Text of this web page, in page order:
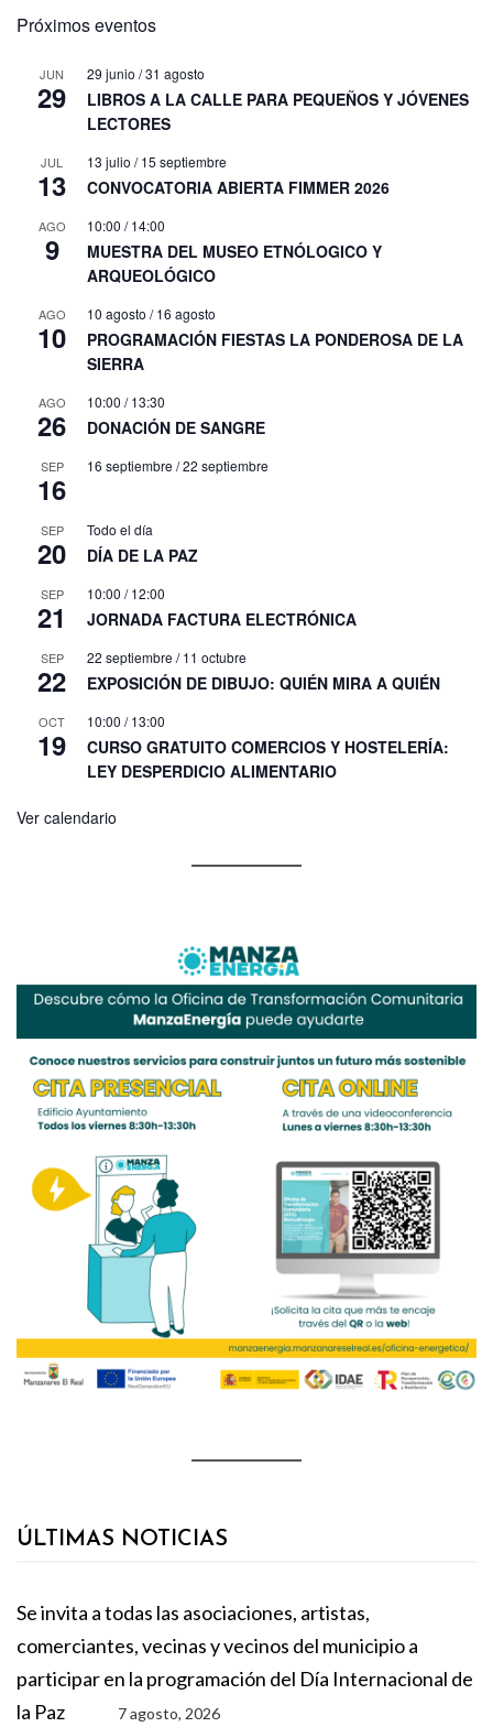
Próximos eventos
JUN
29
29 junio /31 agosto
LIBROS A LA CALLE PARA PEQUEÑOS Y JÓVENES
LECTORES
JUL
13
13 julio /15 septiembre
CONVOCATORIA ABIERTA FIMMER 2026
AGO
9
10:00 /14:00
MUESTRA DEL MUSEO ETNÓLOGICO Y
ARQUEOLÓGICO
AGO
10
10 agosto /16 agosto
PROGRAMACIÓN FIESTAS LA PONDEROSA DE LA
SIERRA
AGO
26
10:00 /13:30
DONACIÓN DE SANGRE
SEP
16
16 septiembre /22 septiembre
SEP
20
Todo el día
DÍA DE LA PAZ
SEP
21
10:00 /12:00
JORNADA FACTURA ELECTRÓNICA
SEP
22
22 septiembre /11 octubre
EXPOSICIÓN DE DIBUJO: QUIÉN MIRA A QUIÉN
OCT
19
10:00 /13:00
CURSO GRATUITO COMERCIOS Y HOSTELERÍA:
LEY DESPERDICIO ALIMENTARIO
Ver calendario
ÚLTIMAS NOTICIAS
Se invita a todas las asociaciones, artistas,
comerciantes, vecinas y vecinos del municipio a
participar en la programación del Día Internacional de
la Paz
7 agosto, 2026